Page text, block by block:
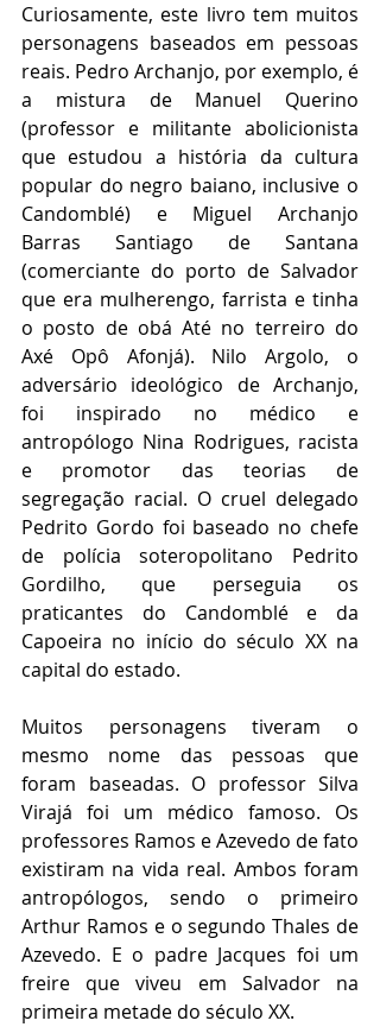
Curiosamente, este livro tem muitos
personagens baseados em pessoas
reais. Pedro Archanjo, por exemplo, é
a mistura de Manuel Querino
(professor e militante abolicionista
que estudou a história da cultura
popular do negro baiano, inclusive o
Candomblé) e Miguel Archanjo
Barras Santiago de Santana
(comerciante do porto de Salvador
que era mulherengo, farrista e tinha
o posto de obá Até no terreiro do
Axé Opô Afonjá). Nilo Argolo, o
adversário ideológico de Archanjo,
foi inspirado no médico e
antropólogo Nina Rodrigues, racista
e promotor das teorias de
segregação racial. O cruel delegado
Pedrito Gordo foi baseado no chefe
de polícia soteropolitano Pedrito
Gordilho, que perseguia os
praticantes do Candomblé e da
Capoeira no início do século XX na
capital do estado.
Muitos personagens tiveram o
mesmo nome das pessoas que
foram baseadas. O professor Silva
Virajá foi um médico famoso. Os
professores Ramos e Azevedo de fato
existiram na vida real. Ambos foram
antropólogos, sendo o primeiro
Arthur Ramos e o segundo Thales de
Azevedo. E o padre Jacques foi um
freire que viveu em Salvador na
primeira metade do século XX.